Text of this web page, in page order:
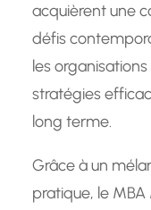
acquièrent une
défis
les
stratégies
long terme.
Grâce à un
pratique, le